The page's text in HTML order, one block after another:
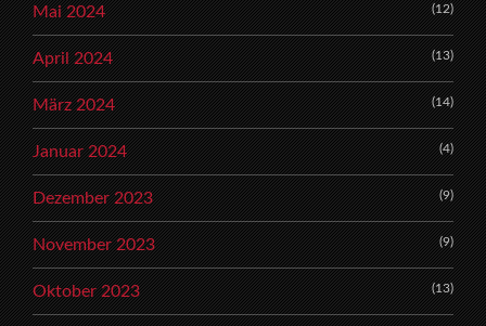
Mai 2024 (12)
April 2024 (13)
März 2024 (14)
Januar 2024 (4)
Dezember 2023 (9)
November 2023 (9)
Oktober 2023 (13)